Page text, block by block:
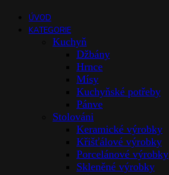
ÚVOD
KATEGORIE
Kuchyň
Džbány
Hrnce
Mísy
Kuchyňské potřeby
Pánve
Stolováni
Keramické výrobky
Křišťálové výrobky
Porcelánové výrobky
Skleněné výrobky